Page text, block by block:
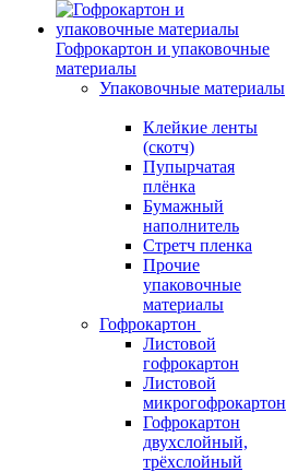
Гофрокартон и упаковочные
материалы
Упаковочные материалы
Клейкие ленты
(скотч)
Пупырчатая
плёнка
Бумажный
наполнитель
Стретч пленка
Прочие
упаковочные
материалы
Гофрокартон
Листовой
гофрокартон
Листовой
микрогофрокартон
Гофрокартон
двухслойный,
трёхслойный